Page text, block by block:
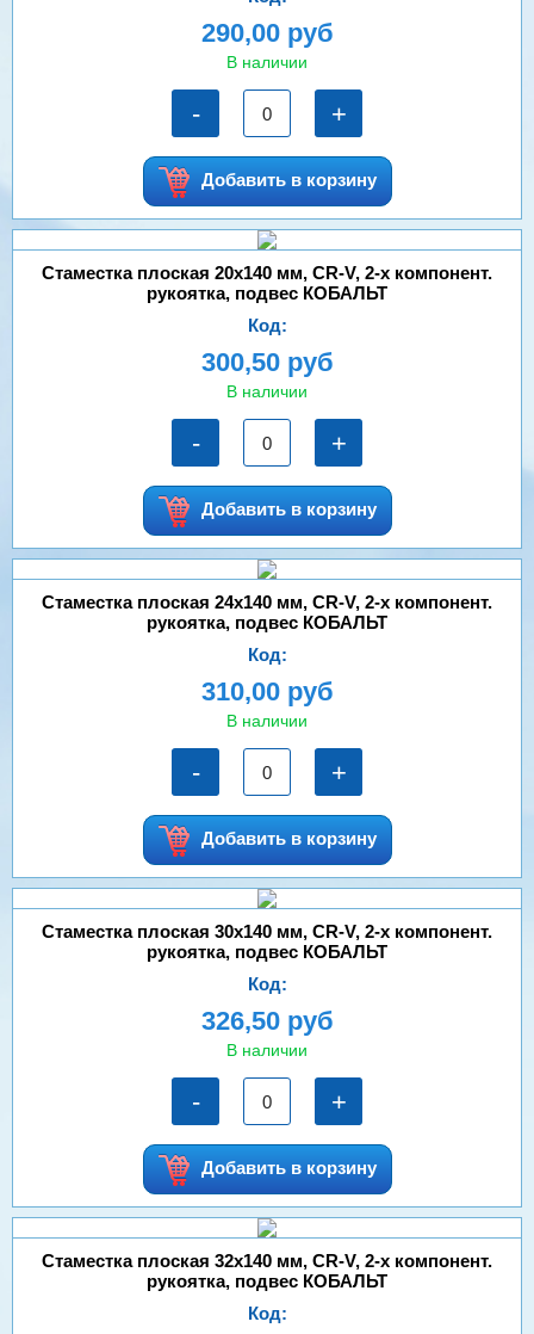
290,00 руб
В наличии
- +
Добавить в корзину
Стаместка плоская 20х140 мм, CR-V, 2-х компонент.
рукоятка, подвес КОБАЛЬТ
Код:
300,50 руб
В наличии
- +
Добавить в корзину
Стаместка плоская 24х140 мм, CR-V, 2-х компонент.
рукоятка, подвес КОБАЛЬТ
Код:
310,00 руб
В наличии
- +
Добавить в корзину
Стаместка плоская 30х140 мм, CR-V, 2-х компонент.
рукоятка, подвес КОБАЛЬТ
Код:
326,50 руб
В наличии
- +
Добавить в корзину
Стаместка плоская 32х140 мм, CR-V, 2-х компонент.
рукоятка, подвес КОБАЛЬТ
Код: